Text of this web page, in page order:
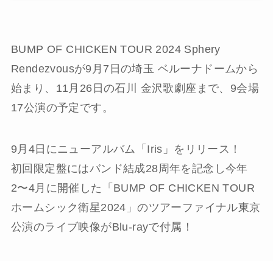
BUMP OF CHICKEN TOUR 2024 Sphery
Rendezvousが9月7日の埼玉 ベルーナドームから
始まり、11月26日の石川 金沢歌劇座まで、9会場
17公演の予定です。
9月4日にニューアルバム「Iris」をリリース！
初回限定盤にはバンド結成28周年を記念し今年
2〜4月に開催した「BUMP OF CHICKEN TOUR
ホームシック衛星2024」のツアーファイナル東京
公演のライブ映像がBlu-rayで付属！